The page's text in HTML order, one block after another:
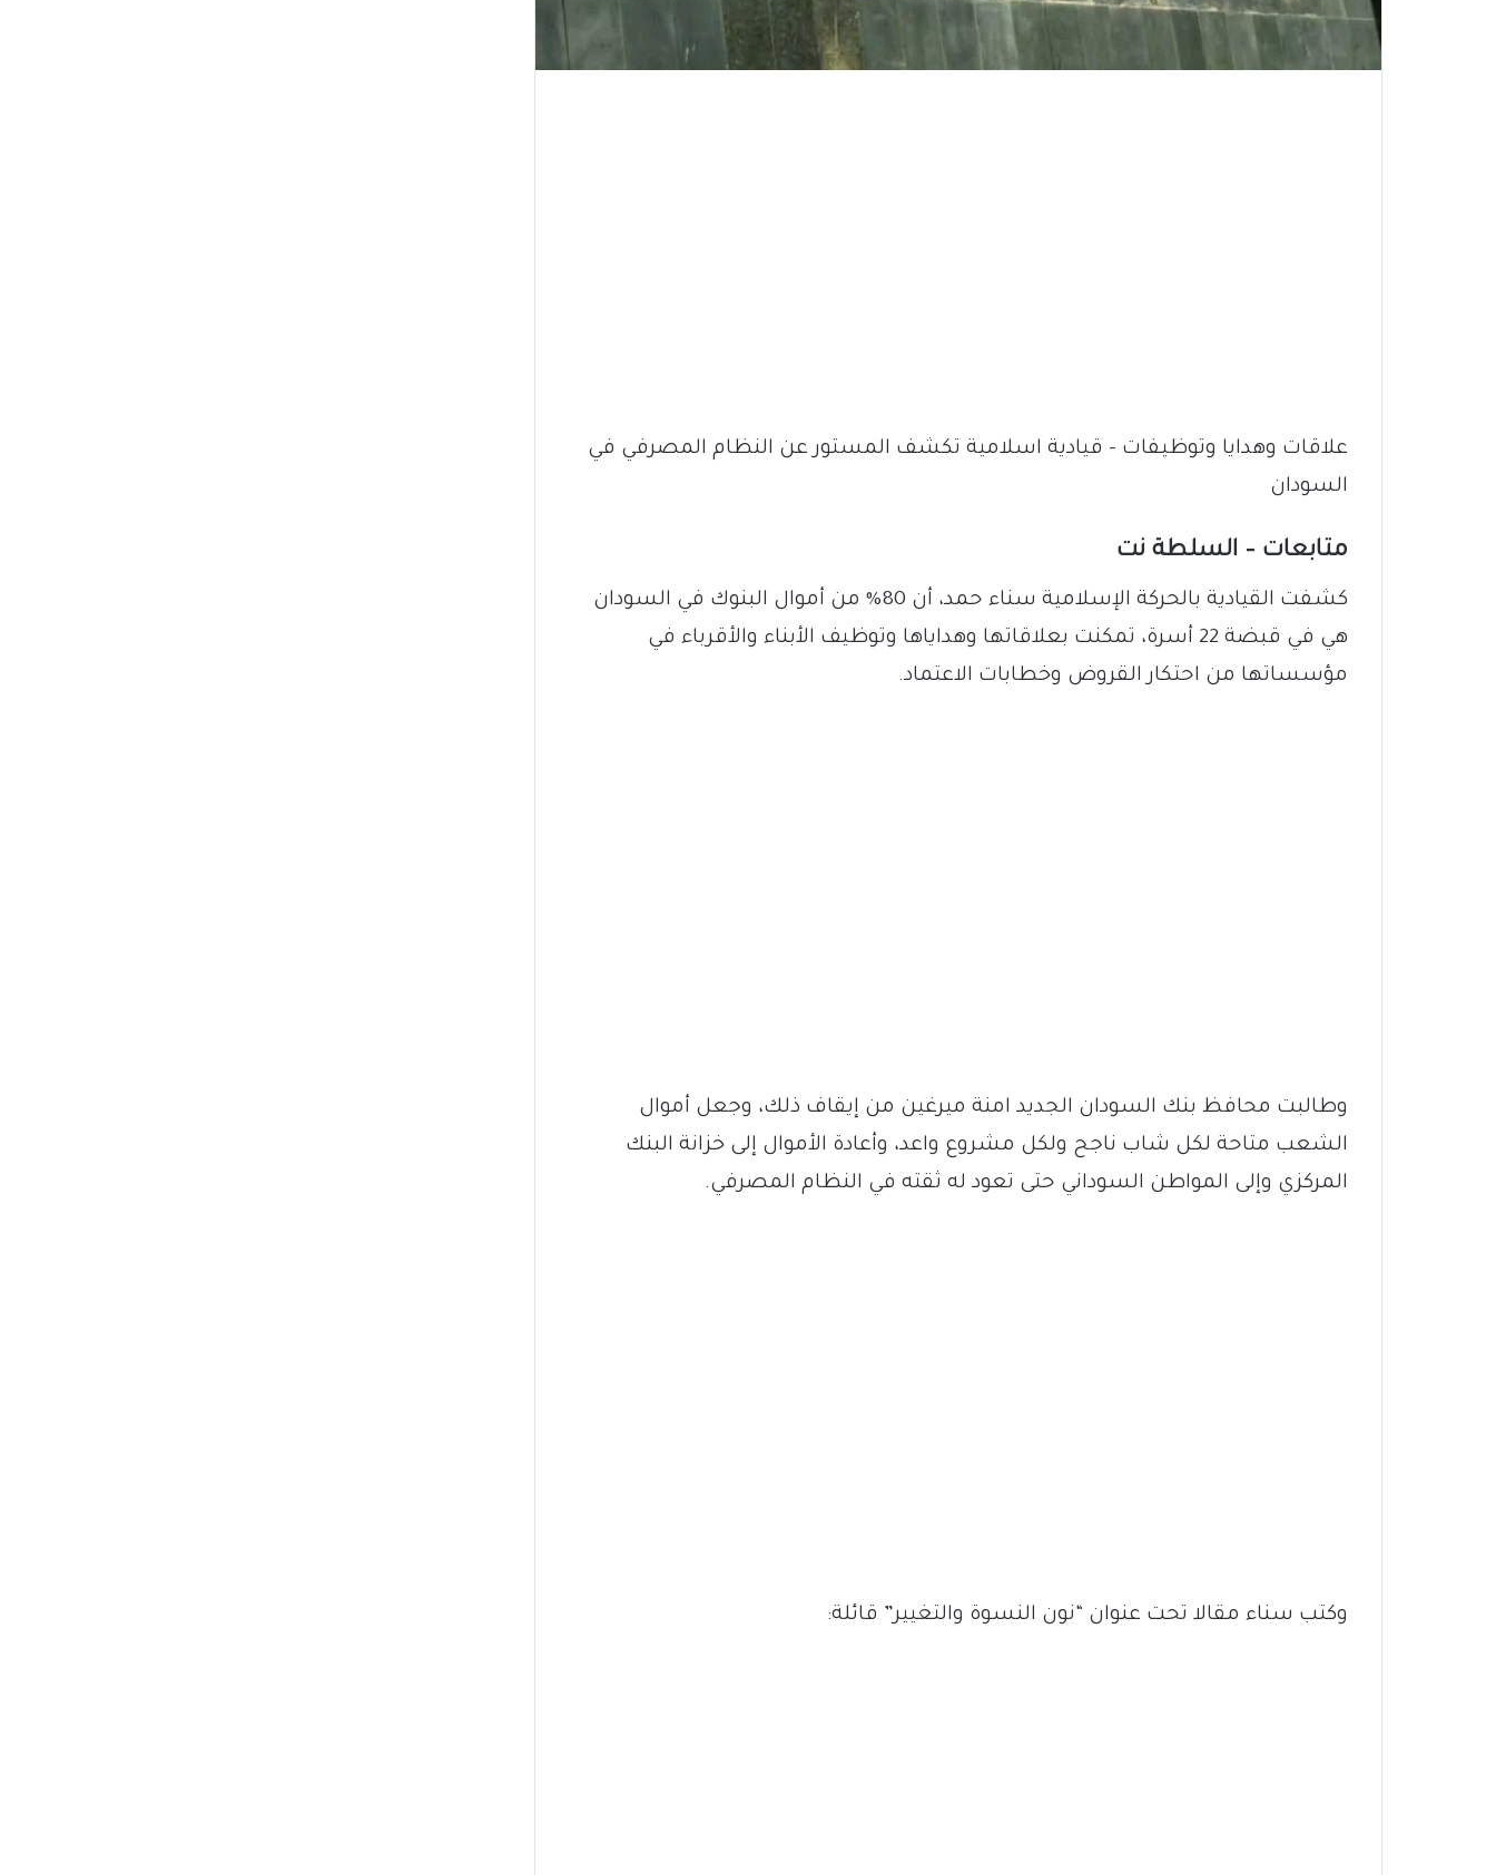
علاقات وهدايا وتوظيفات – قيادية اسلامية تكشف المستور عن النظام المصرفي في
السودان
متابعات – السلطة نت
كشفت القيادية بالحركة الإسلامية سناء حمد، أن 80% من أموال البنوك في السودان
هي في قبضة 22 أسرة، تمكنت بعلاقاتها وهداياها وتوظيف الأبناء والأقرباء في
مؤسساتها من احتكار القروض وخطابات الاعتماد.
وطالبت محافظ بنك السودان الجديد امنة ميرغين من إيقاف ذلك، وجعل أموال
الشعب متاحة لكل شاب ناجح ولكل مشروع واعد، وأعادة الأموال إلى خزانة البنك
المركزي وإلى المواطن السوداني حتى تعود له ثقته في النظام المصرفي.
وكتب سناء مقالا تحت عنوان “نون النسوة والتغيير” قائلة: